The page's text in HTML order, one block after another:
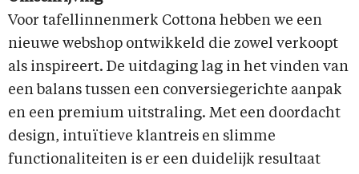
Voor tafellinnenmerk Cottona hebben we een
nieuwe webshop ontwikkeld die zowel verkoopt
als inspireert. De uitdaging lag in het vinden van
een balans tussen een conversiegerichte aanpak
en een premium uitstraling. Met een doordacht
design, intuïtieve klantreis en slimme
functionaliteiten is er een duidelijk resultaat